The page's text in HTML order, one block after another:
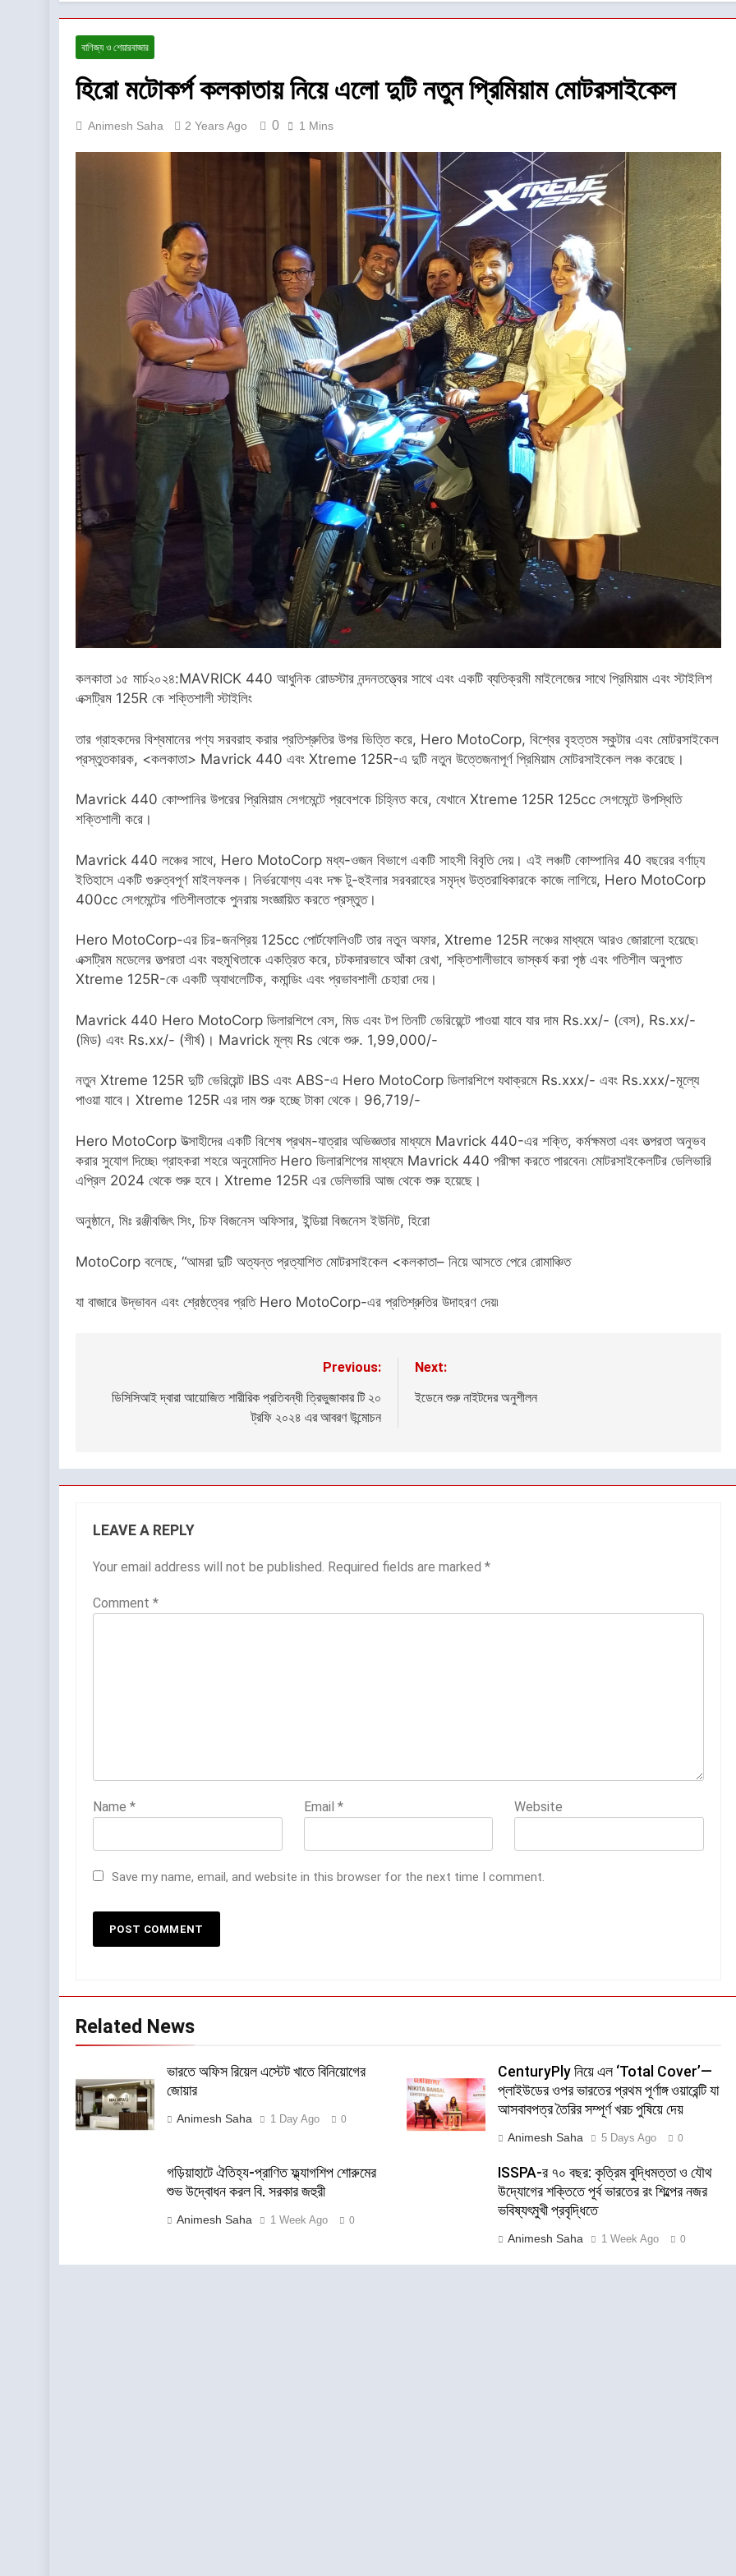
বাণিজ্য ও শেয়ারবাজার
হিরো মটোকর্প কলকাতায় নিয়ে এলো দুটি নতুন প্রিমিয়াম মোটরসাইকেল
Animesh Saha 2 Years Ago 0 1 Mins
কলকাতা ১৫ মার্চ২০২৪:MAVRICK 440 আধুনিক রোডস্টার নন্দনতত্ত্বের সাথে এবং একটি ব্যতিক্রমী মাইলেজের সাথে প্রিমিয়াম এবং স্টাইলিশ
এক্সট্রিম 125R কে শক্তিশালী স্টাইলিং
তার গ্রাহকদের বিশ্বমানের পণ্য সরবরাহ করার প্রতিশ্রুতির উপর ভিত্তি করে, Hero MotoCorp, বিশ্বের বৃহত্তম স্কুটার এবং মোটরসাইকেল
প্রস্তুতকারক, <কলকাতা> Mavrick 440 এবং Xtreme 125R-এ দুটি নতুন উত্তেজনাপূর্ণ প্রিমিয়াম মোটরসাইকেল লঞ্চ করেছে।
Mavrick 440 কোম্পানির উপরের প্রিমিয়াম সেগমেন্টে প্রবেশকে চিহ্নিত করে, যেখানে Xtreme 125R 125cc সেগমেন্টে উপস্থিতি
শক্তিশালী করে।
Mavrick 440 লঞ্চের সাথে, Hero MotoCorp মধ্য-ওজন বিভাগে একটি সাহসী বিবৃতি দেয়। এই লঞ্চটি কোম্পানির 40 বছরের বর্ণাঢ্য
ইতিহাসে একটি গুরুত্বপূর্ণ মাইলফলক। নির্ভরযোগ্য এবং দক্ষ টু-হুইলার সরবরাহের সমৃদ্ধ উত্তরাধিকারকে কাজে লাগিয়ে, Hero MotoCorp
400cc সেগমেন্টের গতিশীলতাকে পুনরায় সংজ্ঞায়িত করতে প্রস্তুত।
Hero MotoCorp-এর চির-জনপ্রিয় 125cc পোর্টফোলিওটি তার নতুন অফার, Xtreme 125R লঞ্চের মাধ্যমে আরও জোরালো হয়েছে৷
এক্সট্রিম মডেলের তত্পরতা এবং বহুমুখিতাকে একত্রিত করে, চটকদারভাবে আঁকা রেখা, শক্তিশালীভাবে ভাস্কর্য করা পৃষ্ঠ এবং গতিশীল অনুপাত
Xtreme 125R-কে একটি অ্যাথলেটিক, কমান্ডিং এবং প্রভাবশালী চেহারা দেয়।
Mavrick 440 Hero MotoCorp ডিলারশিপে বেস, মিড এবং টপ তিনটি ভেরিয়েন্টে পাওয়া যাবে যার দাম Rs.xx/- (বেস), Rs.xx/-
(মিড) এবং Rs.xx/- (শীর্ষ)। Mavrick মূল্য Rs থেকে শুরু. 1,99,000/-
নতুন Xtreme 125R দুটি ভেরিয়েন্ট IBS এবং ABS-এ Hero MotoCorp ডিলারশিপে যথাক্রমে Rs.xxx/- এবং Rs.xxx/-মূল্যে
পাওয়া যাবে। Xtreme 125R এর দাম শুরু হচ্ছে টাকা থেকে। 96,719/-
Hero MotoCorp উত্সাহীদের একটি বিশেষ প্রথম-যাত্রার অভিজ্ঞতার মাধ্যমে Mavrick 440-এর শক্তি, কর্মক্ষমতা এবং তত্পরতা অনুভব
করার সুযোগ দিচ্ছে৷ গ্রাহকরা শহরে অনুমোদিত Hero ডিলারশিপের মাধ্যমে Mavrick 440 পরীক্ষা করতে পারবেন৷ মোটরসাইকেলটির ডেলিভারি
এপ্রিল 2024 থেকে শুরু হবে। Xtreme 125R এর ডেলিভারি আজ থেকে শুরু হয়েছে।
অনুষ্ঠানে, মিঃ রঞ্জীবজিৎ সিং, চিফ বিজনেস অফিসার, ইন্ডিয়া বিজনেস ইউনিট, হিরো
MotoCorp বলেছে, “আমরা দুটি অত্যন্ত প্রত্যাশিত মোটরসাইকেল <কলকাতা– নিয়ে আসতে পেরে রোমাঞ্চিত
যা বাজারে উদ্ভাবন এবং শ্রেষ্ঠত্বের প্রতি Hero MotoCorp-এর প্রতিশ্রুতির উদাহরণ দেয়৷
navigation
Previous:
ডিসিসিআই দ্বারা আয়োজিত শারীরিক প্রতিবন্ধী ত্রিভুজাকার টি ২০
ট্রফি ২০২৪ এর আবরণ উন্মোচন
Next:
ইডেনে শুরু নাইটদের অনুশীলন
LEAVE A REPLY
Your email address will not be published. Required fields are marked *
Comment *
Name * Email * Website
Save my name, email, and website in this browser for the next time I comment.
Related News
ভারতে অফিস রিয়েল এস্টেট খাতে বিনিয়োগের
জোয়ার
Animesh Saha 1 Day Ago 0
CenturyPly নিয়ে এল ‘Total Cover’—
প্লাইউডের ওপর ভারতের প্রথম পূর্ণাঙ্গ ওয়ারেন্টি যা
আসবাবপত্র তৈরির সম্পূর্ণ খরচ পুষিয়ে দেয়
Animesh Saha 5 Days Ago 0
গড়িয়াহাটে ঐতিহ্য-প্রাণিত ফ্ল্যাগশিপ শোরুমের
শুভ উদ্বোধন করল বি. সরকার জহুরী
Animesh Saha 1 Week Ago 0
ISSPA-র ৭০ বছর: কৃত্রিম বুদ্ধিমত্তা ও যৌথ
উদ্যোগের শক্তিতে পূর্ব ভারতের রং শিল্পের নজর
ভবিষ্যৎমুখী প্রবৃদ্ধিতে
Animesh Saha 1 Week Ago 0